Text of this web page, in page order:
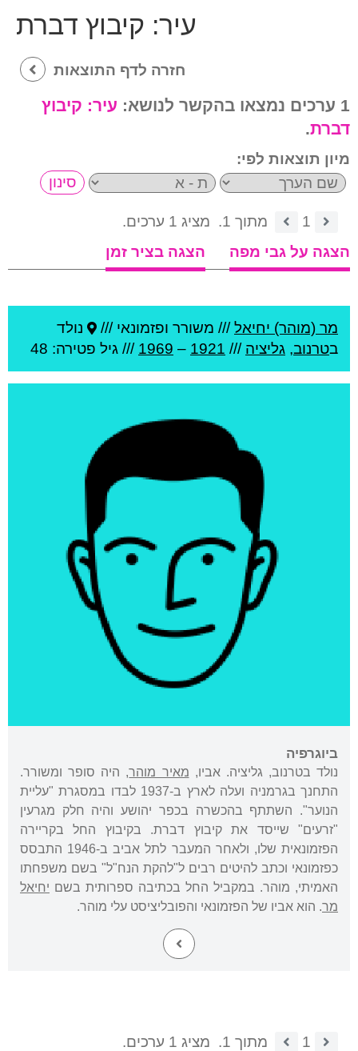
עיר: קיבוץ דברת
חזרה לדף התוצאות
1 ערכים נמצאו בהקשר לנושא: עיר: קיבוץ
דברת.
מיון תוצאות לפי:
1 מתוך 1.
מציג 1 ערכים.
הצגה על גבי מפה
הצגה בציר זמן
מר (מוהר) יחיאל/// משורר ופזמונאי ///
נולד
בטרנוב, גליציה ///
1921
–
1969 /// גיל פטירה: 48
ביוגרפיה
נולד בטרנוב, גליציה. אביו, מאיר מוהר, היה סופר ומשורר.
התחנך בגרמניה ועלה לארץ ב-1937 לבדו במסגרת "עליית
הנוער". השתתף בהכשרה בכפר יהושע והיה חלק מגרעין
"זרעים" שייסד את קיבוץ דברת. בקיבוץ החל בקריירה
הפזמונאית שלו, ולאחר המעבר לתל אביב ב-1946 התבסס
כפזמונאי וכתב להיטים רבים ל"להקת הנח"ל" בשם משפחתו
האמיתי, מוהר. במקביל החל בכתיבה ספרותית בשם יחיאל
מר. הוא אביו של הפזמונאי והפובליציסט עלי מוהר.
1 מתוך 1. מציג 1 ערכים.